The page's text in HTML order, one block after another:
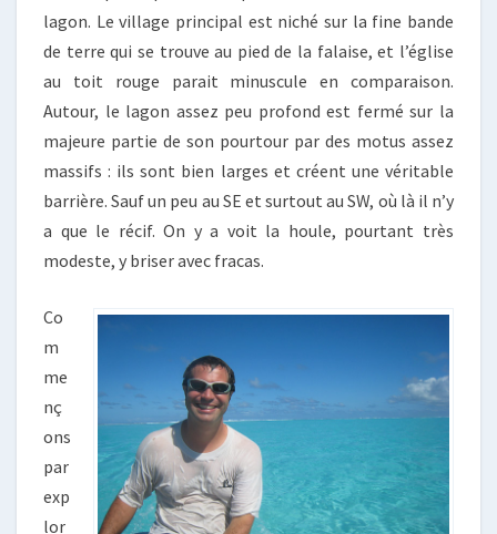
lagon. Le village principal est niché sur la fine bande
de terre qui se trouve au pied de la falaise, et l’église
au toit rouge parait minuscule en comparaison.
Autour, le lagon assez peu profond est fermé sur la
majeure partie de son pourtour par des motus assez
massifs : ils sont bien larges et créent une véritable
barrière. Sauf un peu au SE et surtout au SW, où là il n’y
a que le récif. On y a voit la houle, pourtant très
modeste, y briser avec fracas.
Co
m
me
nç
ons
par
exp
lor